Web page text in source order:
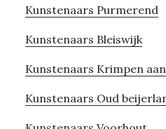
Kunstenaars Purmerend
Kunstenaars Bleiswijk
Kunstenaars Krimpen
Kunstenaars Oud